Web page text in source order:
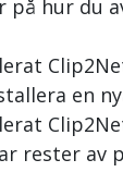
på hur du
en
rester av